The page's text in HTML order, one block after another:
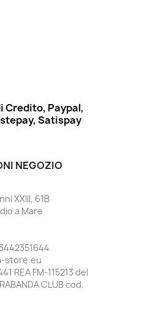
Credito, Paypal,
Satispay
NEGOZIO
XXIII, 61B
a Mare
store.eu
REA FM-115213 del
CLUB cod.